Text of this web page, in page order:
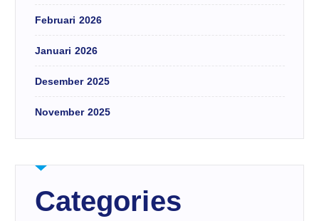
Februari 2026
Januari 2026
Desember 2025
November 2025
Categories